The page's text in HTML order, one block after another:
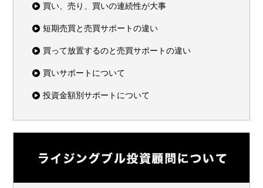
買い、売り、買いの連続性が大事
短期売買と売買サポートの違い
買って放置するのと売買サポートの違い
買いサポートについて
投資金額別サポートについて